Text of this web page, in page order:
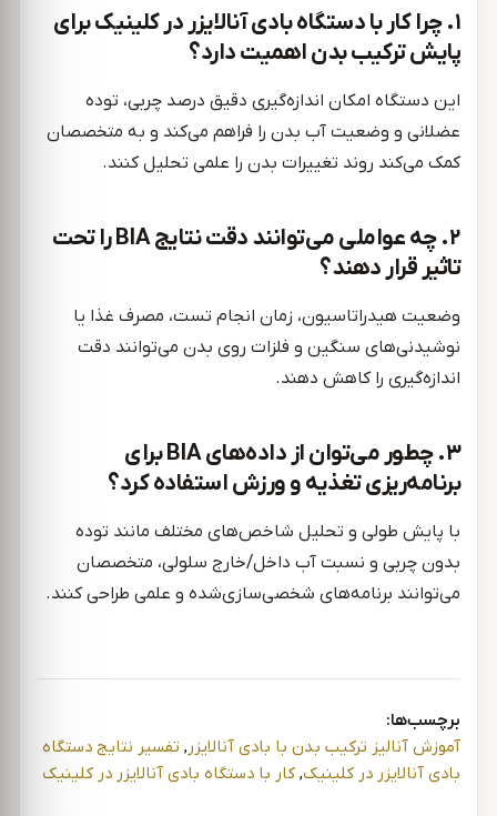
۱. چرا کار با دستگاه بادی آنالایزر در کلینیک برای
پایش ترکیب بدن اهمیت دارد؟
این دستگاه امکان اندازه‌گیری دقیق درصد چربی، توده
عضلانی و وضعیت آب بدن را فراهم می‌کند و به متخصصان
کمک می‌کند روند تغییرات بدن را علمی تحلیل کنند.
۲. چه عواملی می‌توانند دقت نتایج BIA را تحت
تاثیر قرار دهند؟
وضعیت هیدراتاسیون، زمان انجام تست، مصرف غذا یا
نوشیدنی‌های سنگین و فلزات روی بدن می‌توانند دقت
اندازه‌گیری را کاهش دهند.
۳. چطور می‌توان از داده‌های BIA برای
برنامه‌ریزی تغذیه و ورزش استفاده کرد؟
با پایش طولی و تحلیل شاخص‌های مختلف مانند توده
بدون چربی و نسبت آب داخل/خارج سلولی، متخصصان
می‌توانند برنامه‌های شخصی‌سازی‌شده و علمی طراحی کنند.
برچسب‌ها:
آموزش آنالیز ترکیب بدن با بادی آنالایزر , تفسیر نتایج دستگاه
بادی آنالایزر در کلینیک, کار با دستگاه بادی آنالایزر در کلینیک